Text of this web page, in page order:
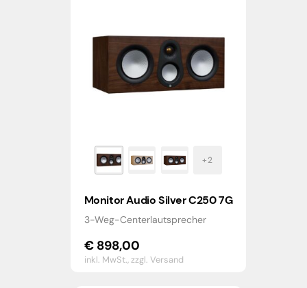
Monitor Audio Silver C250 7G
3-Weg-Centerlautsprecher
€898,00
inkl. MwSt.,zzgl. Versand